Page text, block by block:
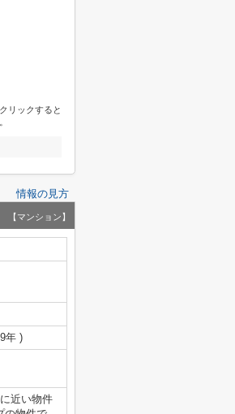
リックすると
情報の見方
【マンション】
年 )
近い物件